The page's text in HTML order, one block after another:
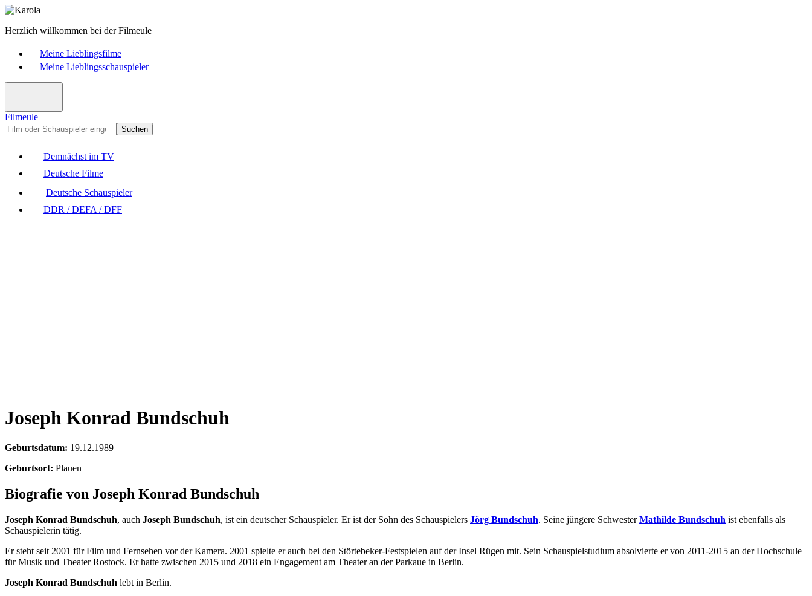
Herzlich willkommen bei der Filmeule
Meine Lieblingsfilme
Meine Lieblingsschauspieler
Filmeule
Suchen
Demnächst im TV
Deutsche Filme
Deutsche Schauspieler
DDR / DEFA / DFF
Joseph Konrad Bundschuh
Geburtsdatum: 19.12.1989
Geburtsort: Plauen
Biografie von Joseph Konrad Bundschuh
Joseph Konrad Bundschuh, auch Joseph Bundschuh, ist ein deutscher Schauspieler. Er ist der Sohn des Schauspielers Jörg Bundschuh. Seine jüngere SchwesterMathilde Bundschuh ist ebenfalls als
Schauspielerin tätig.
Er steht seit 2001 für Film und Fernsehen vor der Kamera. 2001 spielte er auch bei den Störtebeker-Festspielen auf der Insel Rügen mit. Sein Schauspielstudium absolvierte er von 2011-2015 an der Hochschule
für Musik und Theater Rostock. Er hatte zwischen 2015 und 2018 ein Engagement am Theater an der Parkaue in Berlin.
Joseph Konrad Bundschuh lebt in Berlin.